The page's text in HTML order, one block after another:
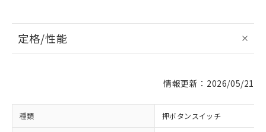
定格/性能
情報更新：2026/05/21
種類 押ボタンスイッチ